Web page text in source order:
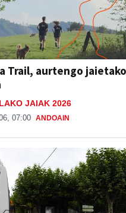
Trail, aurtengo
JAIAK 2026
07:00 ANDOAIN